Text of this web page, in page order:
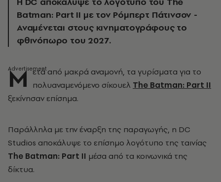
Batman: Part II με τον Ρόμπερτ Πάτινσον -
Αναμένεται στους κινηματογράφους το
φθινόπωρο του 2027.
Μ ετά από μακρά αναμονή, τα γυρίσματα για το
πολυαναμενόμενο σίκουελ The Batman: Part II
ξεκίνησαν επίσημα.
Παράλληλα με την έναρξη της παραγωγής, η DC
Studios αποκάλυψε το επίσημο λογότυπο της ταινίας
The Batman: Part II μέσα από τα κοινωνικά της
δίκτυα.